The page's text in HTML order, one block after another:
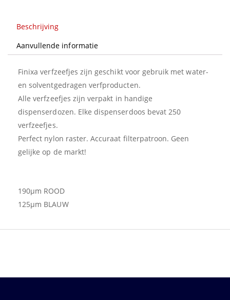
disp.
Beschrijving
Aanvullende informatie
Finixa verfzeefjes zijn geschikt voor gebruik met water-
en solventgedragen verfproducten.
Alle verfzeefjes zijn verpakt in handige
dispenserdozen. Elke dispenserdoos bevat 250
verfzeefjes.
Perfect nylon raster. Accuraat filterpatroon. Geen
gelijke op de markt!
190μm ROOD
125μm BLAUW